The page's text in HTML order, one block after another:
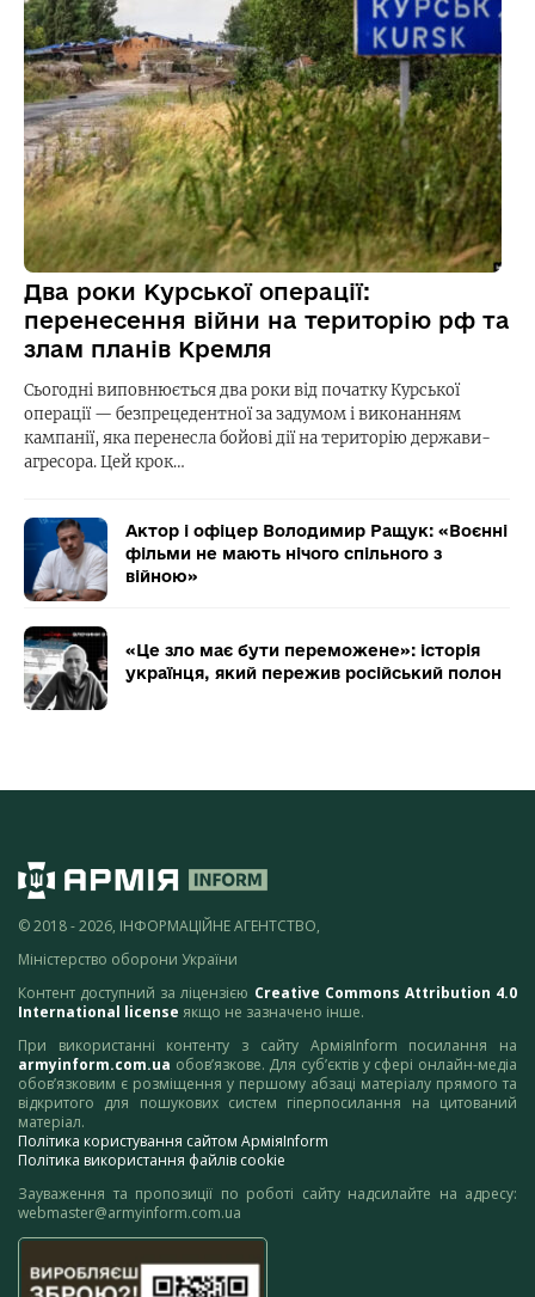
Два роки Курської операції:
перенесення війни на територію рф та
злам планів Кремля
Сьогодні виповнюється два роки від початку Курської
операції — безпрецедентної за задумом і виконанням
кампанії, яка перенесла бойові дії на територію держави-
агресора. Цей крок…
Актор і офіцер Володимир Ращук: «Воєнні
фільми не мають нічого спільного з
війною»
«Це зло має бути переможене»: історія
українця, який пережив російський полон
© 2018 - 2026, ІНФОРМАЦІЙНЕ АГЕНТСТВО,
Міністерство оборони України
Контент доступний за ліцензією Creative Commons Attribution 4.0
International license якщо не зазначено інше.
При використанні контенту з сайту АрміяInform посилання на
armyinform.com.ua обов’язкове. Для суб’єктів у сфері онлайн-медіа
обов’язковим є розміщення у першому абзаці матеріалу прямого та
відкритого для пошукових систем гіперпосилання на цитований
матеріал.
Політика користування сайтом АрміяInform
Політика використання файлів cookie
Зауваження та пропозиції по роботі сайту надсилайте на адресу:
webmaster@armyinform.com.ua